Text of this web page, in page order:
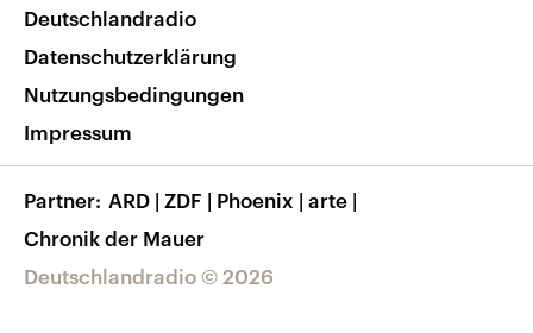
Nachrichten App
Frequenzen
Veranstaltungen
Musikliste
RSS
Barrierefreiheit
Deutschlandradio © 2026
Deutschlandradio
Datenschutzerklärung
Nutzungsbedingungen
Impressum
Partner ARD | ZDF | Phoenix | arte |
Chronik der Mauer